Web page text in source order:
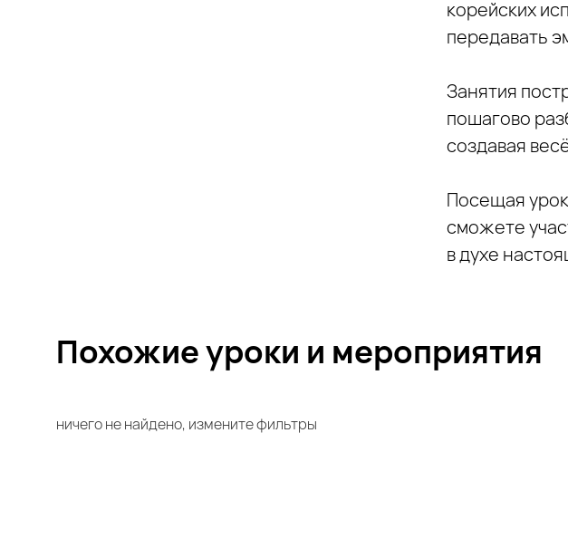
корейских
передавать
Занятия
пошагово
создавая
Посещая
сможете
в духе
Похожие уроки и мероприятия
ничего не найдено, измените фильтры